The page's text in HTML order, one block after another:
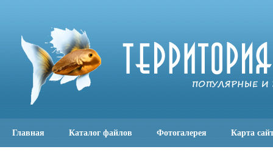
Главная Каталог файлов Фотогалерея Карта